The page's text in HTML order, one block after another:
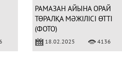
РАМАЗАН АЙЫНА ОРАЙ
ТӨРАЛҚА МӘЖІЛІСІ ӨТТІ
(ФОТО)
18.02.2025 4136